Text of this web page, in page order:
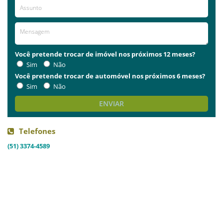
Você pretende trocar de imóvel nos próximos 12 meses?
Sim
Não
Você pretende trocar de automóvel nos próximos 6 meses?
Sim
Não
ENVIAR
Telefones
(51) 3374-4589